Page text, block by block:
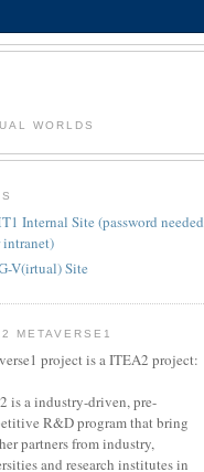
WORLDS
Internal Site (password needed
intranet)
V(irtual) Site
METAVERSE1
project is a ITEA2 project:
is a industry-driven, pre-
R&D program that bring
partners from industry,
and research institutes in